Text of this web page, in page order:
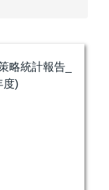
略統計報告_
度)